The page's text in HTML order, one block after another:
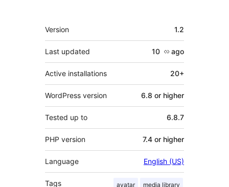
Meta
Version 1.2
Last updated 10 လ ago
Active installations 20+
WordPress version 6.8 or higher
Tested up to 6.8.7
PHP version 7.4 or higher
Language English (US)
Tags avatar media library